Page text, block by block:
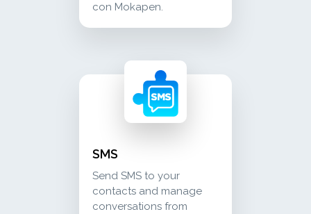
con Mokapen.
sms send sms to your contacts and manage
communication
SMS
Send SMS to your
contacts and manage
conversations from